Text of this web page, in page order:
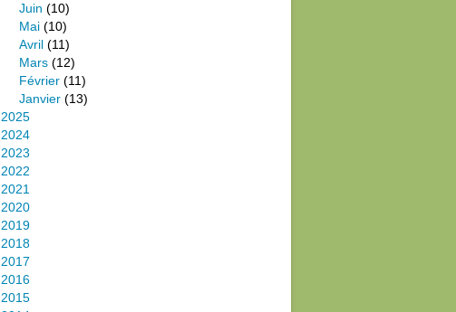
Juin (10)
Mai (10)
Avril (11)
Mars (12)
Février (11)
Janvier (13)
2025
2024
2023
2022
2021
2020
2019
2018
2017
2016
2015